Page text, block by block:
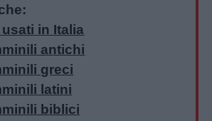
in Italia
antichi
greci
latini
biblici